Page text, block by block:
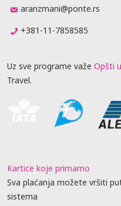
aranzmani@ponte.rs
+381-11-7858585
Uz sve programe važe Opšti
Travel.
Kartice koje primamo
Sva plaćanja možete vršiti
sistema